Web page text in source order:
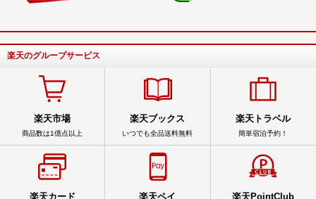
楽天のグループサービス
楽天市場
商品数は1億点以上
楽天ブックス
いつでも全品送料無料
楽天トラベル
簡単宿泊予約！
楽天カード 楽天ペイ 楽天PointClub